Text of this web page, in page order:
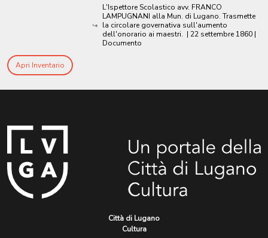
L'Ispettore Scolastico avv. FRANCO
LAMPUGNANI alla Mun. di Lugano. Trasmette
la circolare governativa sull'aumento
dell'onorario ai maestri. | 22 settembre 1860 |
Documento
Apri Inventario
Città di Lugano
Cultura